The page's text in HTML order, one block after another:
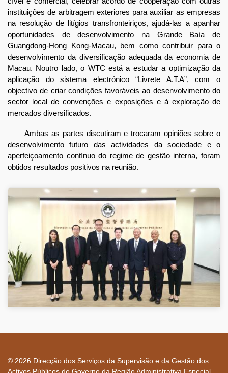
instituições de arbitragem exteriores para auxiliar as empresas
na resolução de litígios transfronteiriços, ajudá-las a apanhar
oportunidades de desenvolvimento na Grande Baía de
Guangdong-Hong Kong-Macau, bem como contribuir para o
desenvolvimento da diversificação adequada da economia de
Macau. Noutro lado, o WTC está a estudar a optimização da
aplicação do sistema electrónico “Livrete A.T.A”, com o
objectivo de criar condições favoráveis ao desenvolvimento do
sector local de convenções e exposições e à exploração de
mercados diversificados.
Ambas as partes discutiram e trocaram opiniões sobre o
desenvolvimento futuro das actividades da sociedade e o
aperfeiçoamento contínuo do regime de gestão interna, foram
obtidos resultados positivos na reunião.
© 2026 Direcção dos Serviços da Supervisão e da Gestão dos